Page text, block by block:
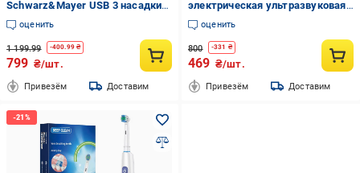
Schwarz&Mayer USB 3 насадки
USB IPX7 Синий (24581112)
оценить
1 199.99 -400.99 ₴
799 ₴/шт.
Привезём Доставим
электрическая ультразвуковая
IPX6 2 насадки/5 режимов
работы/USB-зарядка Черный
(1401)
оценить
800 -331 ₴
469 ₴/шт.
Привезём Доставим